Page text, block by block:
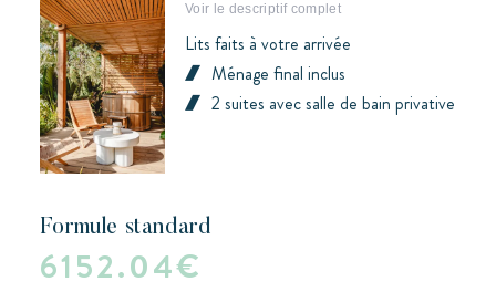
Voir le descriptif complet
Lits faits à votre arrivée
Ménage final inclus
2 suites avec salle de bain privative
formule standard
6152.04€